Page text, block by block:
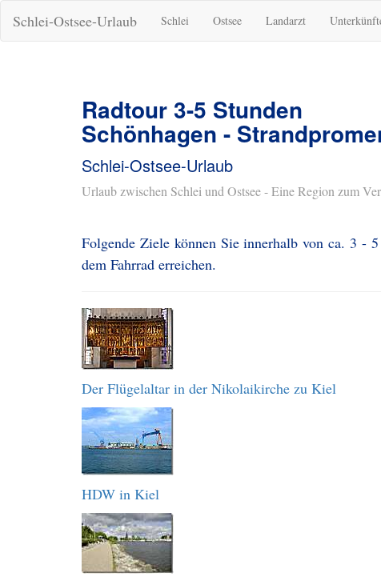
Schlei-Ostsee-Urlaub Schlei Ostsee Landarzt
Radtour 3-5 Stunden
Schönhagen -
Schlei-Ostsee-Urlaub
Urlaub zwischen Schlei und Ostsee - Eine Region zum
Folgende Ziele können Sie innerhalb von ca. 3 -
dem Fahrrad erreichen.
Der Flügelaltar in der Nikolaikirche zu Kiel
HDW in Kiel